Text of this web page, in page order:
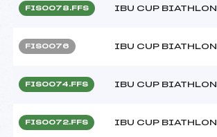
FIS0078.FFS IBU CUP BIATHLON
FIS0076 IBU CUP BIATHLON
FIS0074.FFS IBU CUP BIATHLON
FIS0072.FFS IBU CUP BIATHLON